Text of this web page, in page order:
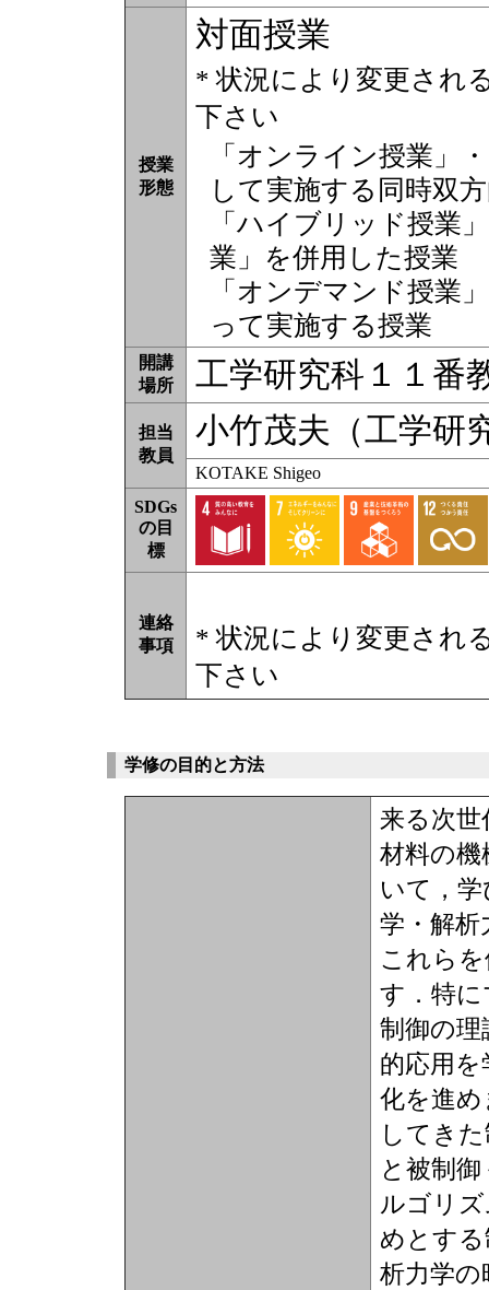
授業
形態
対面授業
* 状況により変更され
下さい
「オンライン授業」
して実施する同時双
「ハイブリッド授業
業」を併用した授業
「オンデマンド授業
って実施する授業
開講
場所
工学研究科１１番
担当
教員
小竹茂夫（工学研
KOTAKE Shigeo
SDGs
の目
標
連絡
事項
* 状況により変更され
下さい
学修の目的と方法
来る次
材料の
いて，
学・解析
これら
す．特
制御の
的応用
化を進
してき
と被制
ルゴリ
めとす
析力学の